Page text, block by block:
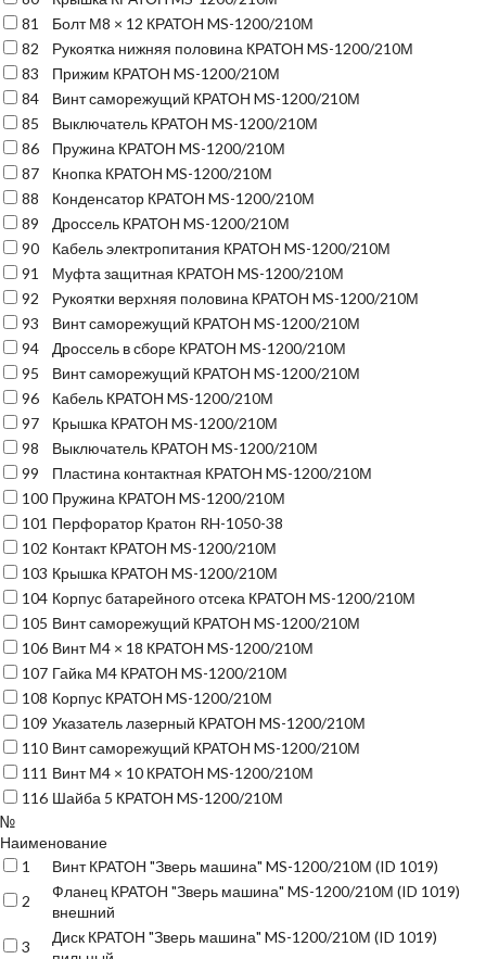
81
Болт М8 × 12 КРАТОН MS-1200/210М
82
Рукоятка нижняя половина КРАТОН MS-1200/210М
83
Прижим КРАТОН MS-1200/210М
84
Винт саморежущий КРАТОН MS-1200/210М
85
Выключатель КРАТОН MS-1200/210М
86
Пружина КРАТОН MS-1200/210М
87
Кнопка КРАТОН MS-1200/210М
88
Конденсатор КРАТОН MS-1200/210М
89
Дроссель КРАТОН MS-1200/210М
90
Кабель электропитания КРАТОН MS-1200/210М
91
Муфта защитная КРАТОН MS-1200/210М
92
Рукоятки верхняя половина КРАТОН MS-1200/210М
93
Винт саморежущий КРАТОН MS-1200/210М
94
Дроссель в сборе КРАТОН MS-1200/210М
95
Винт саморежущий КРАТОН MS-1200/210М
96
Кабель КРАТОН MS-1200/210М
97
Крышка КРАТОН MS-1200/210М
98
Выключатель КРАТОН MS-1200/210М
99
Пластина контактная КРАТОН MS-1200/210М
100 Пружина КРАТОН MS-1200/210М
101 Перфоратор Кратон RH-1050-38
102 Контакт КРАТОН MS-1200/210М
103 Крышка КРАТОН MS-1200/210М
104 Корпус батарейного отсека КРАТОН MS-1200/210М
105 Винт саморежущий КРАТОН MS-1200/210М
106 Винт М4 × 18 КРАТОН MS-1200/210М
107 Гайка М4 КРАТОН MS-1200/210М
108 Корпус КРАТОН MS-1200/210М
109 Указатель лазерный КРАТОН MS-1200/210М
110 Винт саморежущий КРАТОН MS-1200/210М
111 Винт М4 × 10 КРАТОН MS-1200/210М
116 Шайба 5 КРАТОН MS-1200/210М
№
Наименование
1
Винт КРАТОН "Зверь машина" MS-1200/210М (ID 1019)
2
Фланец КРАТОН "Зверь машина" MS-1200/210М (ID 1019)
внешний
3
Диск КРАТОН "Зверь машина" MS-1200/210М (ID 1019)